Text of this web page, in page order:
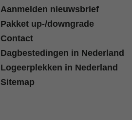
Aanmelden nieuwsbrief
Pakket up-/downgrade
Contact
Dagbestedingen in Nederland
Logeerplekken in Nederland
Sitemap